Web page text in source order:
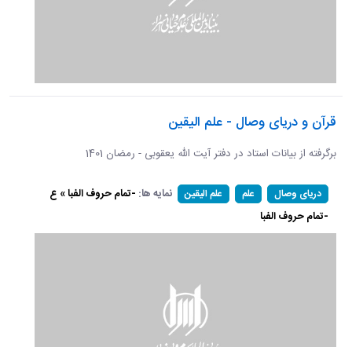
قرآن و دریای وصال - علم الیقین
برگرفته از بیانات استاد در دفتر آیت الله یعقوبی - رمضان 1401
دریای وصال علم علم الیقین نمایه ها: -تمام حروف الفبا » ع
-تمام حروف الفبا